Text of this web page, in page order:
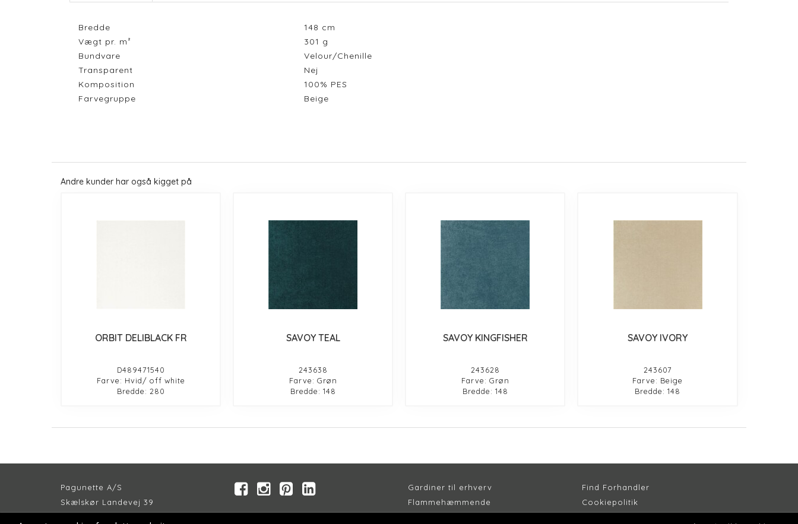
Bredde 148 cm
Vægt pr. m²
301 g
Bundvare
Velour/Chenille
Transparent
Nej
Komposition
100% PES
Farvegruppe
Beige
Andre kunder har også kigget på
ORBIT DELIBLACK FR
D489471540
Farve: Hvid/ off white
Bredde: 280
SAVOY TEAL
243638
Farve: Grøn
Bredde: 148
SAVOY KINGFISHER
243628
Farve: Grøn
Bredde: 148
SAVOY IVORY
243607
Farve: Beige
Bredde: 148
Pagunette A/S
Skælskør Landevej 39
Gardiner til erhverv
Flammehæmmende
Find Forhandler
Cookiepolitik